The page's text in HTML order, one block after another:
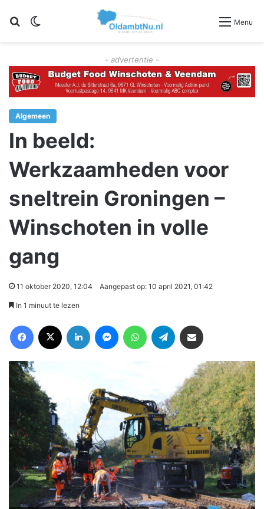
Zoeken Menu
- advertentie -
Algemeen
In beeld:
Werkzaamheden voor
sneltrein Groningen –
Winschoten in volle
gang
11 oktober 2020, 12:04 Aangepast op: 10 april 2021, 01:42
In 1 minuut te lezen